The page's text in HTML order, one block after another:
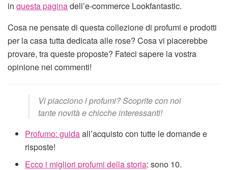
in questa paginadell’e-commerce Lookfantastic.
Cosa ne pensate di questa collezione di profumi e prodotti
per la casa tutta dedicata alle rose? Cosa vi piacerebbe
provare, tra queste proposte? Fateci sapere la vostra
opinione nei commenti!
Vi piacciono i profumi? Scoprite con noi
tante novità e chicche interessanti!
Profumo: guidaall’acquisto con tutte le domande e
risposte!
Ecco i migliori profumi della storia: sono 10.